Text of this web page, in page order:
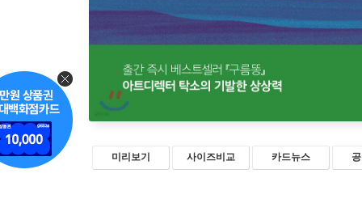
미리보기 사이즈비교 카드뉴스